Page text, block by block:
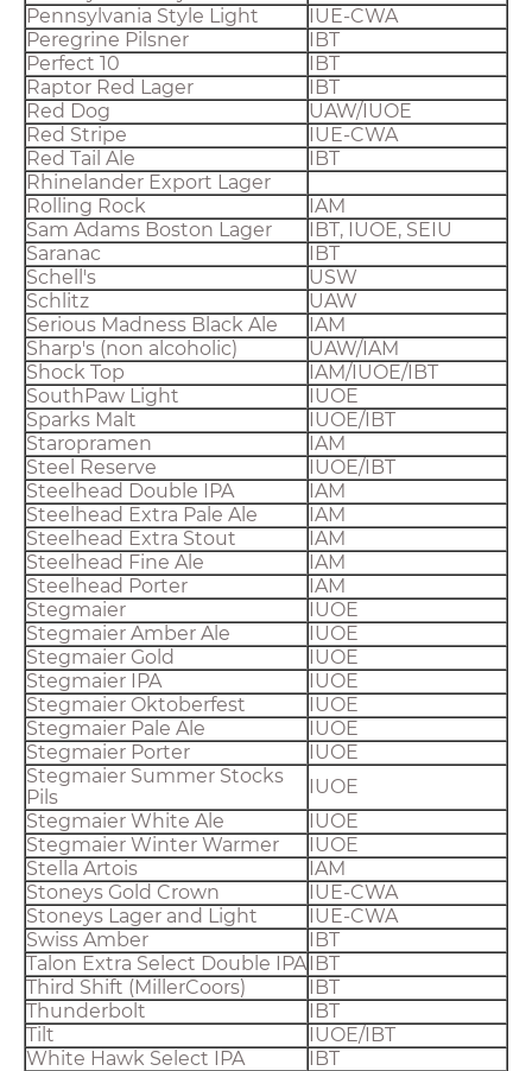
Pennsylvania Style Light
IUE-CWA
Peregrine Pilsner
IBT
Perfect 10
IBT
Raptor Red Lager
IBT
Red Dog
UAW/IUOE
Red Stripe
IUE-CWA
Red Tail Ale
IBT
Rhinelander Export Lager
Rolling Rock
IAM
Sam Adams Boston Lager
IBT, IUOE, SEIU
Saranac
IBT
Schell's
USW
Schlitz
UAW
Serious Madness Black Ale
IAM
Sharp's (non alcoholic)
UAW/IAM
Shock Top
IAM/IUOE/IBT
SouthPaw Light
IUOE
Sparks Malt
IUOE/IBT
Staropramen
IAM
Steel Reserve
IUOE/IBT
Steelhead Double IPA
IAM
Steelhead Extra Pale Ale
IAM
Steelhead Extra Stout
IAM
Steelhead Fine Ale
IAM
Steelhead Porter
IAM
Stegmaier
IUOE
Stegmaier Amber Ale
IUOE
Stegmaier Gold
IUOE
Stegmaier IPA
IUOE
Stegmaier Oktoberfest
IUOE
Stegmaier Pale Ale
IUOE
Stegmaier Porter
IUOE
Stegmaier Summer Stocks
Pils
IUOE
Stegmaier White Ale
IUOE
Stegmaier Winter Warmer
IUOE
Stella Artois
IAM
Stoneys Gold Crown
IUE-CWA
Stoneys Lager and Light
IUE-CWA
Swiss Amber
IBT
Talon Extra Select Double IPAIBT
Third Shift (MillerCoors)
IBT
Thunderbolt
IBT
Tilt
IUOE/IBT
White Hawk Select IPA
IBT